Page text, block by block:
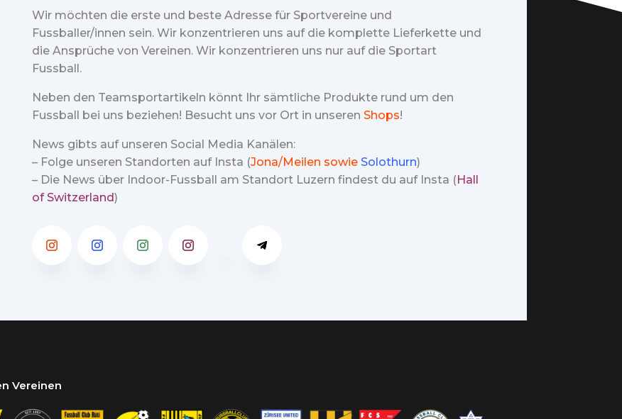
Wir möchten die erste und beste Adresse für Sportvereine und
Fussballer/innen sein. Wir konzentrieren uns auf die komplette Lieferkette und
die Ansprüche von Vereinen. Wir konzentrieren uns nur auf die Sportart
Fussball.
Neben den Teamsportartikeln könnt Ihr sämtliche Produkte rund um den
Fussball bei uns beziehen! Besucht uns vor Ort in unseren Shops!
News gibts auf unseren Social Media Kanälen:
– Folge unseren Standorten auf Insta (Jona/Meilen sowie Solothurn)
– Die News über Indoor-Fussball am Standort Luzern findest du auf Insta (Hall
of Switzerland)
Vereinen